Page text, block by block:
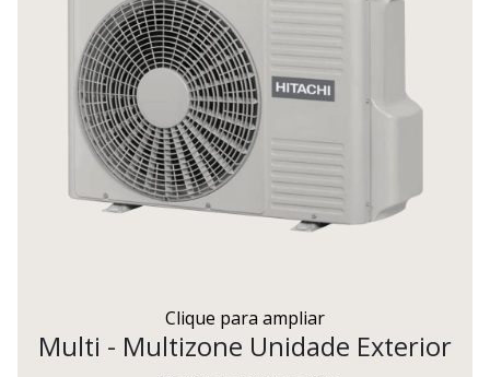
Clique para ampliar
Multi - Multizone Unidade Exterior